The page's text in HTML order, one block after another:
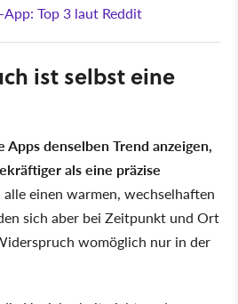
Top 3 laut Reddit
ist selbst eine
denselben Trend anzeigen,
als eine präzise
alle einen warmen, wechselhaften
sich aber bei Zeitpunkt und Ort
womöglich nur in der